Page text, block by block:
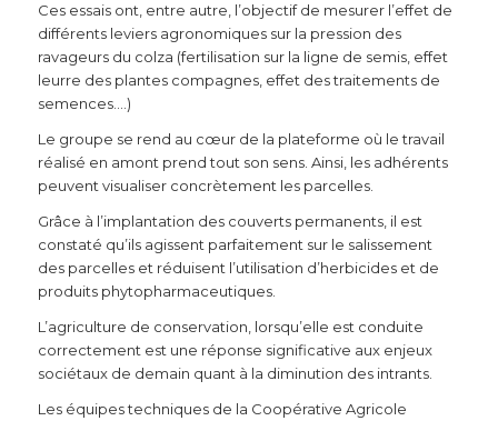
Ces essais ont, entre autre, l’objectif de mesurer l’effet de
différents leviers agronomiques sur la pression des
ravageurs du colza (fertilisation sur la ligne de semis, effet
leurre des plantes compagnes, effet des traitements de
semences….)
Le groupe se rend au cœur de la plateforme où le travail
réalisé en amont prend tout son sens. Ainsi, les adhérents
peuvent visualiser concrètement les parcelles.
Grâce à l’implantation des couverts permanents, il est
constaté qu’ils agissent parfaitement sur le salissement
des parcelles et réduisent l’utilisation d’herbicides et de
produits phytopharmaceutiques.
L’agriculture de conservation, lorsqu’elle est conduite
correctement est une réponse significative aux enjeux
sociétaux de demain quant à la diminution des intrants.
Les équipes techniques de la Coopérative Agricole